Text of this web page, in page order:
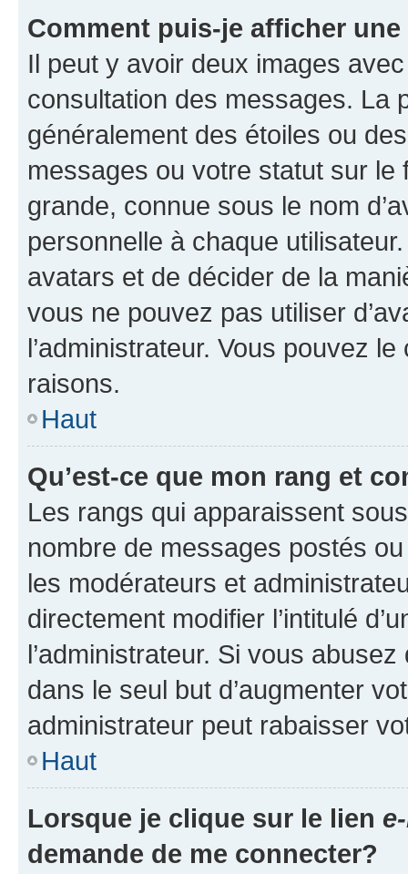
Comment puis-je afficher
Il peut y avoir deux images
consultation des messages. La
généralement des étoiles ou
messages ou votre statut sur
grande, connue sous le nom
personnelle à chaque utilisateur.
avatars et de décider de la
vous ne pouvez pas utiliser
l’administrateur. Vous pouvez
raisons.
Haut
Qu’est-ce que mon rang et
Les rangs qui apparaissent
nombre de messages postés
les modérateurs et
directement modifier l’intitulé
l’administrateur. Si vous
dans le seul but d’augmenter
administrateur peut rabaisser
Haut
Lorsque je clique sur le lien
demande de me connecter?